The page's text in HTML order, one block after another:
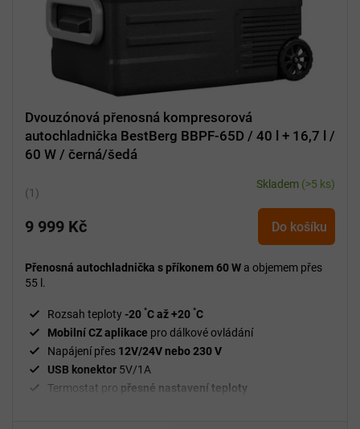
Dvouzónová přenosná kompresorová
autochladnička BestBerg BBPF-65D / 40 l + 16,7 l /
60 W / černá/šedá
Průměrné
produktu
5,0
z
hvězdiček.
Skladem (>5 ks)
9 999 Kč Do košíku
Přenosná autochladnička s příkonem 60 W a objemem přes
55 l.
Rozsah teploty -20 °C až +20 °C
Mobilní CZ aplikace pro dálkové ovládání
Napájení přes 12V/24V nebo 230 V
USB konektor 5V/1A
Termostat pro přesné nastavení teploty